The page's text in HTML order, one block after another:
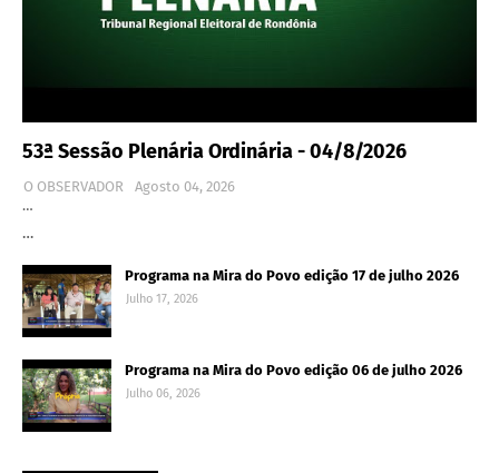
53ª Sessão Plenária Ordinária - 04/8/2026
O OBSERVADOR
Agosto 04, 2026
…
…
Programa na Mira do Povo edição 17 de julho 2026
Julho 17, 2026
Programa na Mira do Povo edição 06 de julho 2026
Julho 06, 2026